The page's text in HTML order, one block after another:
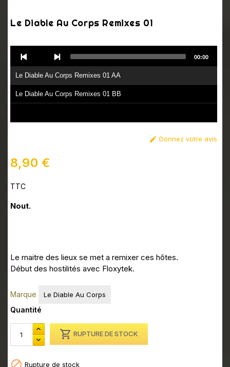
Le Diable Au Corps Remixes 01
Player
Le Diable Au Corps Remixes 01 AA
Le Diable Au Corps Remixes 01 BB
00:00
 Donnez votre avis
8,90 €
TTC
Nout.
Le maitre des lieux se met a remixer ces hôtes.
Début des hostilités avec Floxytek.
Marque Le Diable Au Corps
Quantité
 RUPTURE DE STOCK
Rupture de stock